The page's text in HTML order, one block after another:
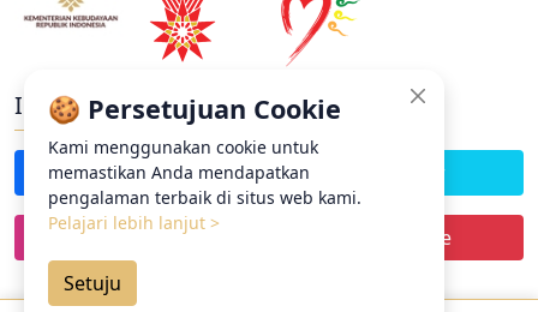
Ikuti Kami
Facebook Twitter
Instagram Youtube
🍪 Persetujuan Cookie
Kami menggunakan cookie untuk
memastikan Anda mendapatkan
pengalaman terbaik di situs web kami.
Pelajari lebih lanjut >
Setuju